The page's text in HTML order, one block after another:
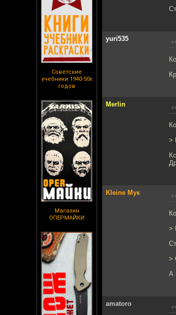
Советские
учебники 1940-50х
годов
Магазин
ОПЕРМАЙКИ
yuri535
Merlin
>
Kleine Мук
>
>
А
amatoro